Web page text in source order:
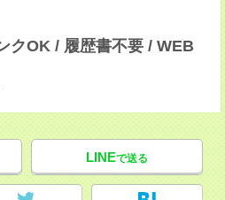
クOK / 履歴書不要 / WEB
LINEで送る